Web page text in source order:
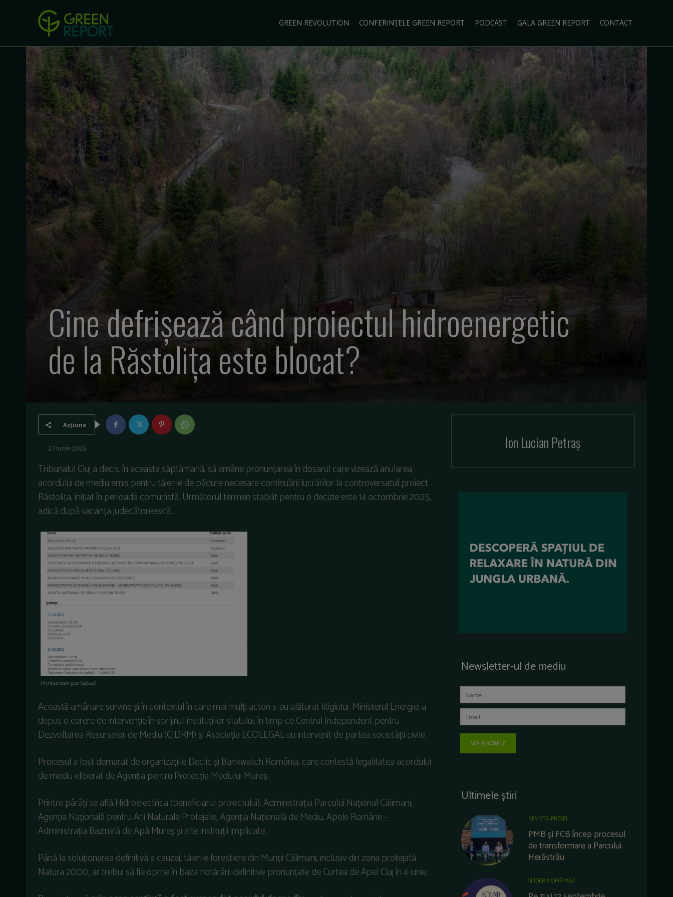
GREEN REVOLUTION CONFERINȚELE GREEN REPORT PODCAST GALA GREEN REPORT CONTACT
SCHIMBĂRI CLIMATICE
Cine defrişează când proiectul hidroenergetic
de la Răstolița este blocat?
Acțiune
27 iunie 2025
Tribunalul Cluj a decis, în aceasta săptămană, să amâne pronunțarea în dosarul care vizează anularea
acordului de mediu emis pentru tăierile de pădure necesare continuării lucrărilor la controversatul proiect
Răstolița, inițiat în perioada comunistă. Următorul termen stabilit pentru o decizie este 14 octombrie 2025,
adică după vacanța judecătorească.
Printscreen portaljust
Această amânare survine și în contextul în care mai mulți actori s-au alăturat litigiului: Ministerul Energiei a
depus o cerere de intervenție în sprijinul instituțiilor statului, în timp ce Centrul Independent pentru
Dezvoltarea Resurselor de Mediu (CIDRM) și Asociația ECOLEGAL au intervenit de partea societății civile.
Procesul a fost demarat de organizațiile Declic și Bankwatch România, care contestă legalitatea acordului
de mediu eliberat de Agenția pentru Protecția Mediului Mureș.
Printre pârâți se află Hidroelectrica (beneficiarul proiectului), Administrația Parcului Național Călimani,
Agenția Națională pentru Arii Naturale Protejate, Agenția Națională de Mediu, Apele Române –
Administrația Bazinală de Apă Mureș și alte instituții implicate.
Până la soluționarea definitivă a cauzei, tăierile forestiere din Munții Călimani, inclusiv din zona protejată
Natura 2000, ar trebui să fie oprite în baza hotărârii definitive pronunțate de Curtea de Apel Cluj în 4 iunie.
Ion Lucian Petraș
Newsletter-ul de mediu
MĂ ABONEZ
Ultimele știri
REVISTA PRESEI
PMB și FCB încep procesul
de transformare a Parcului
Herăstrău
SLIDER HOMEPAGE